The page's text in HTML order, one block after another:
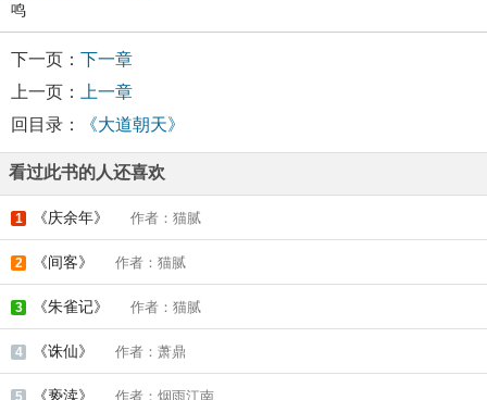
鸣
下一页： 下一章
上一页：
上一章
回目录：
《大道朝天》
看过此书的人还喜欢
1 《庆余年》 作者：猫腻
2 《间客》 作者：猫腻
3 《朱雀记》 作者：猫腻
4 《诛仙》 作者：萧鼎
5 《亵渎》 作者：烟雨江南